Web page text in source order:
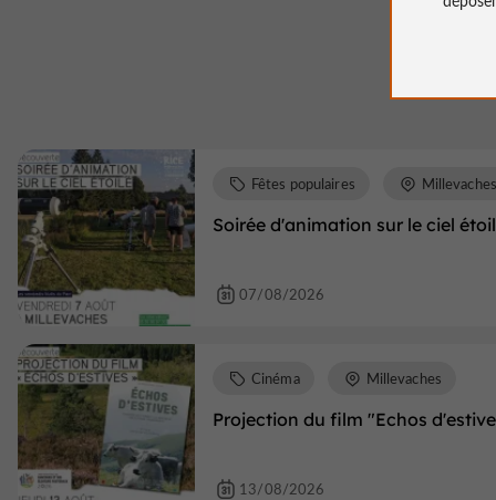
Soirée d'animation sur le ciel
Fêtes populaires Millevaches
07/08/2026
Projection du film "Echos
Cinéma Millevaches
13/08/2026